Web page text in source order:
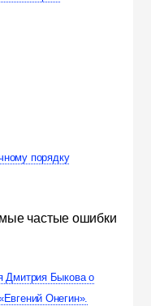
порядку
Дмитрия Быкова о
Онегин».